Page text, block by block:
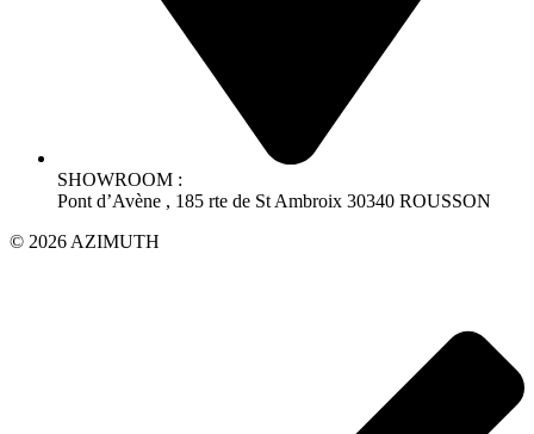
SHOWROOM :
Pont d’Avène , 185 rte de St Ambroix 30340 ROUSSON
© 2026 AZIMUTH